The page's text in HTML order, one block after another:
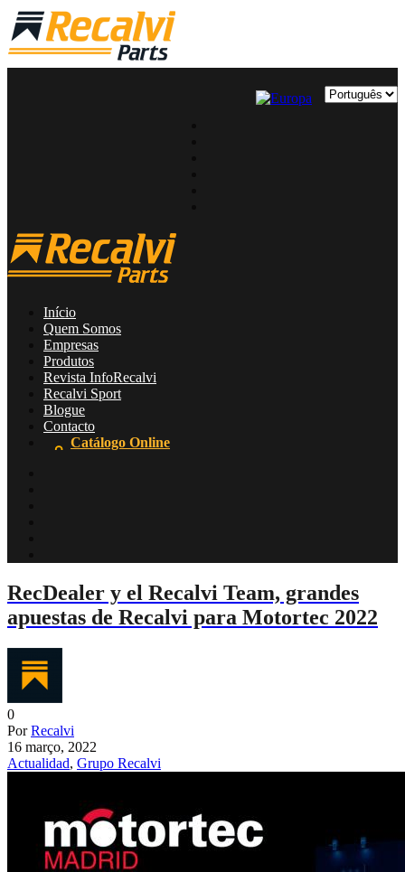
Início
Quem Somos
Empresas
Produtos
Revista InfoRecalvi
Recalvi Sport
Blogue
Contacto
Catálogo Online
RecDealer y el Recalvi Team, grandes
apuestas de Recalvi para Motortec 2022
0
PorRecalvi
16 março, 2022
Actualidad, Grupo Recalvi